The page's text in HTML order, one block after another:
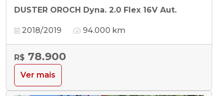
DUSTER OROCH Dyna. 2.0 Flex 16V Aut.
2018/2019 94.000 km
R$ 78.900
Ver mais